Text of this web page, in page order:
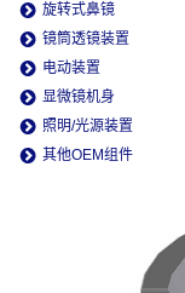
旋转式鼻镜
镜筒透镜装置
电动装置
显微镜机身
照明/光源装置
其他OEM组件